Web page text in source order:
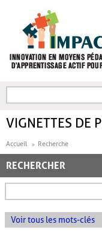
FORMULAIRE DE
VIGNETTES DE
Accueil Recherche
RECHERCHER
Voir tous les mots-clés